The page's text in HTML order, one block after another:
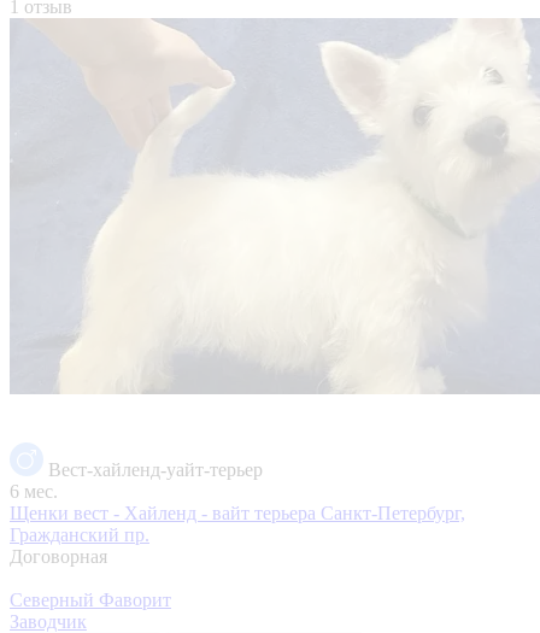
1 отзыв
Вест-хайленд-уайт-терьер
6 мес.
Щенки вест - Хайленд - вайт терьера Санкт-Петербург,
Гражданский пр.
Договорная
Северный Фаворит
Заводчик